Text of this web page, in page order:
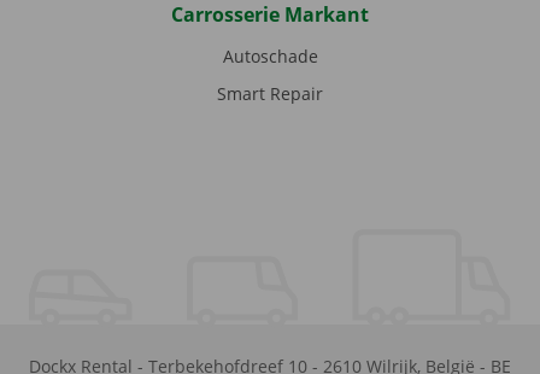
Carrosserie Markant
Autoschade
Smart Repair
Dockx Rental - Terbekehofdreef 10 - 2610 Wilrijk, België - BE